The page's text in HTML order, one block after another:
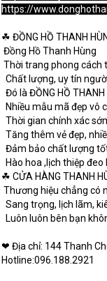
https://
☘ ĐỒNG HỒ THANH
Đồng Hồ Thanh Hùng
Thời trang phong cách
Chất lượng, uy tín
Đó là ĐỒNG HỒ
Nhiều mẫu mã đẹp vô
Thời gian chính xác
Tăng thêm vẻ đẹp,
Đảm bảo chất lượng
Hào hoa ,lịch thiệp đeo
☘ CỬA HÀNG THANH
Thương hiệu chẳng có
Sang trọng, lịch lãm,
Luôn luôn bên bạn
❤ Địa chỉ: 144 Thanh
Hotline:096.188.2921